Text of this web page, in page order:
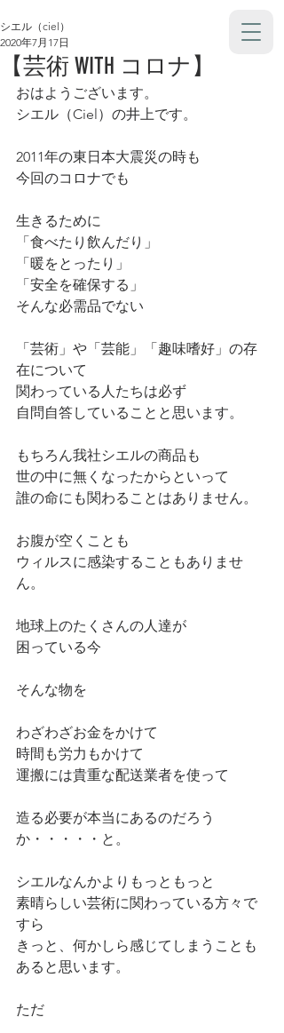
【芸術 WITH コロナ】
シエル（ciel）
2020年7月17日
おはようございます。
シエル（Ciel）の井上です。
2011年の東日本大震災の時も
今回のコロナでも
生きるために
「食べたり飲んだり」
「暖をとったり」
「安全を確保する」
そんな必需品でない
「芸術」や「芸能」「趣味嗜好」の存
在について
関わっている人たちは必ず
自問自答していることと思います。
もちろん我社シエルの商品も
世の中に無くなったからといって
誰の命にも関わることはありません。
お腹が空くことも
ウィルスに感染することもありませ
ん。
地球上のたくさんの人達が
困っている今
そんな物を
わざわざお金をかけて
時間も労力もかけて
運搬には貴重な配送業者を使って
造る必要が本当にあるのだろう
か・・・・・と。
シエルなんかよりもっともっと
素晴らしい芸術に関わっている方々で
すら
きっと、何かしら感じてしまうことも
あると思います。
ただ